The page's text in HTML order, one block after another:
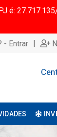
é:
- Entrar |